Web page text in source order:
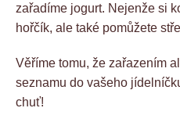
zařadíme jogurt. Nejenže si
hořčík, ale také pomůžete
Věříme tomu, že zařazením
seznamu do vašeho
chuť!